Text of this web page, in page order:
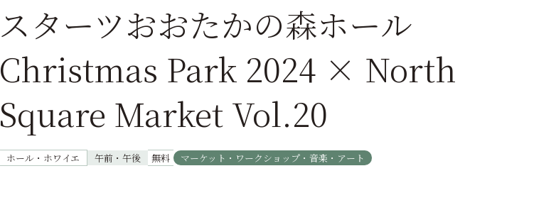
スターツおおたかの森ホール
Christmas Park 2024 × North
Square Market Vol.20
ホール・ホワイエ 午前・午後 無料 マーケット・ワークショップ・音楽・アート